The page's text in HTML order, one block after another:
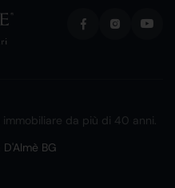
da più di 40 anni.
BG